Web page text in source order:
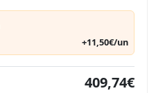
+11,50€/un
409,74€